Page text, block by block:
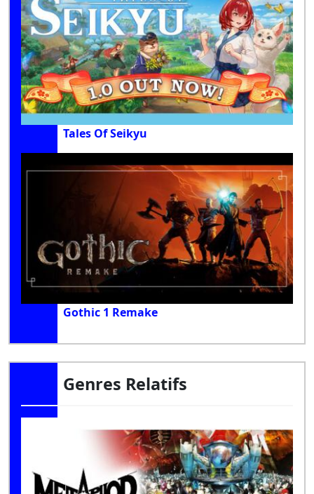
Tales Of Seikyu
Gothic 1 Remake
Genres Relatifs